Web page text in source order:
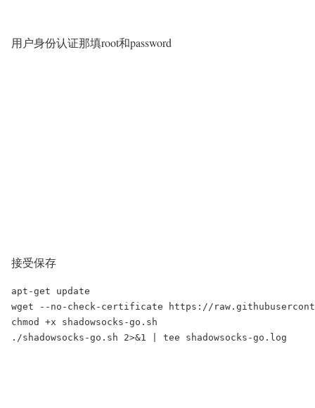
用户身份认证那填root和password
接受保存
apt-get update
wget --no-check-certificate https://
chmod +x shadowsocks-go.sh